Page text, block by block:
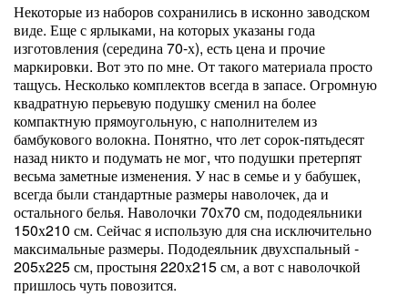
Некоторые из наборов сохранились в исконно заводском
виде. Еще с ярлыками, на которых указаны года
изготовления (середина 70-х), есть цена и прочие
маркировки. Вот это по мне. От такого материала просто
тащусь. Несколько комплектов всегда в запасе. Огромную
квадратную перьевую подушку сменил на более
компактную прямоугольную, с наполнителем из
бамбукового волокна. Понятно, что лет сорок-пятьдесят
назад никто и подумать не мог, что подушки претерпят
весьма заметные изменения. У нас в семье и у бабушек,
всегда были стандартные размеры наволочек, да и
остального белья. Наволочки 70х70 см, пододеяльники
150х210 см. Сейчас я использую для сна исключительно
максимальные размеры. Пододеяльник двухспальный -
205х225 см, простыня 220х215 см, а вот с наволочкой
пришлось чуть повозится.